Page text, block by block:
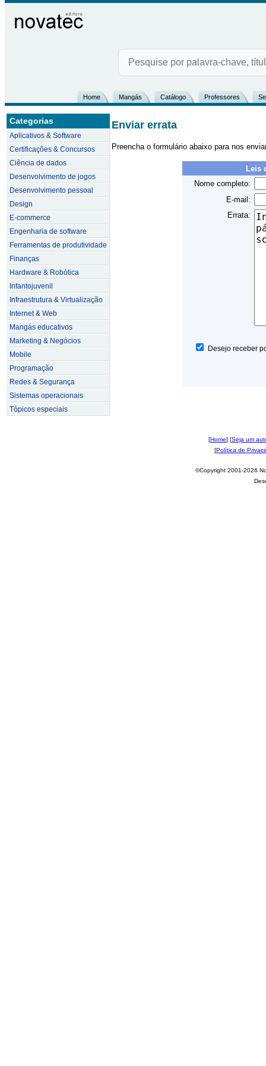
Home Mangás Catálogo Professores
Categorias
Aplicativos & Software
Certificações & Concursos
Ciência de dados
Desenvolvimento de jogos
Desenvolvimento pessoal
Design
E-commerce
Engenharia de software
Ferramentas de produtividade
Finanças
Hardware & Robótica
Infantojuvenil
Infraestrutura & Virtualização
Internet & Web
Mangás educativos
Marketing & Negócios
Mobile
Programação
Redes & Segurança
Sistemas operacionais
Tópicos especiais
Enviar errata
Preencha o formulário abaixo para nos
Leis
Nome completo:
E-mail:
Errata:
Desejo receber
[Home] [Seja um
[Política de
©Copyright 2001-2026